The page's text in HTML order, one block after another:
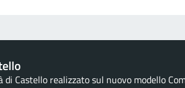
di Castello realizzato sul nuovo modello